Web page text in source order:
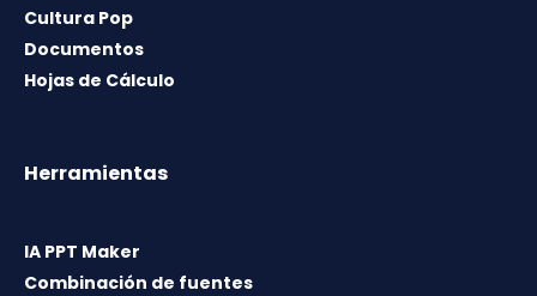
Cultura Pop
Documentos
Hojas de Cálculo
Herramientas
IA PPT Maker
Combinación de fuentes